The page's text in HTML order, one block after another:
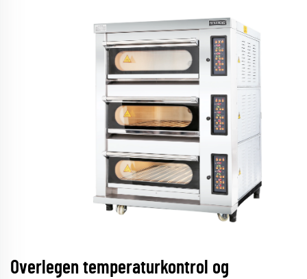
Overlegen temperaturkontrol og